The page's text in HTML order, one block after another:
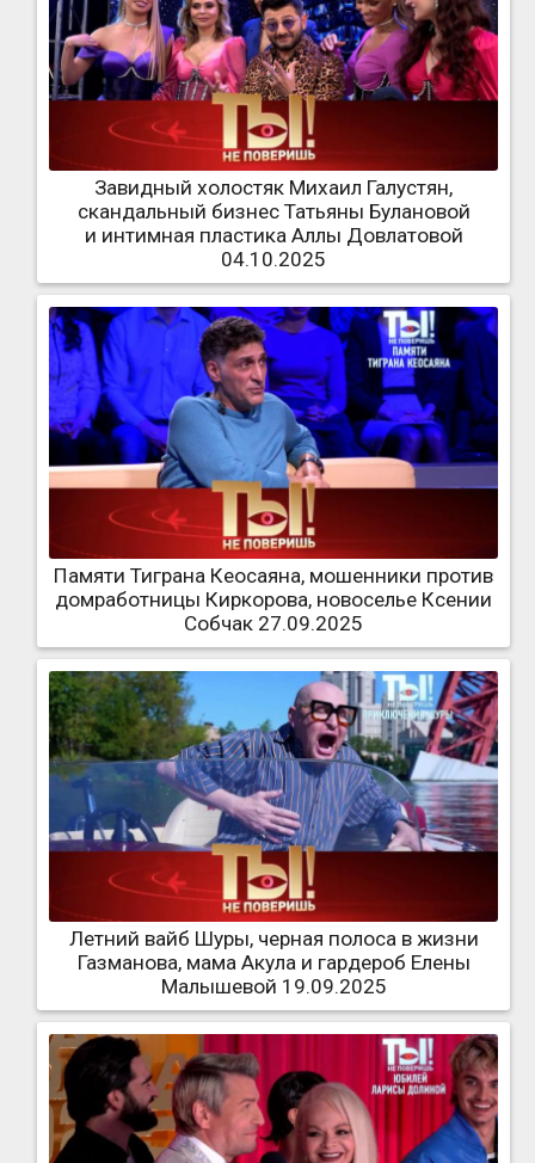
Завидный холостяк Михаил Галустян,
скандальный бизнес Татьяны Булановой
и интимная пластика Аллы Довлатовой
04.10.2025
Памяти Тиграна Кеосаяна, мошенники против
домработницы Киркорова, новоселье Ксении
Собчак 27.09.2025
Летний вайб Шуры, черная полоса в жизни
Газманова, мама Акула и гардероб Елены
Малышевой 19.09.2025